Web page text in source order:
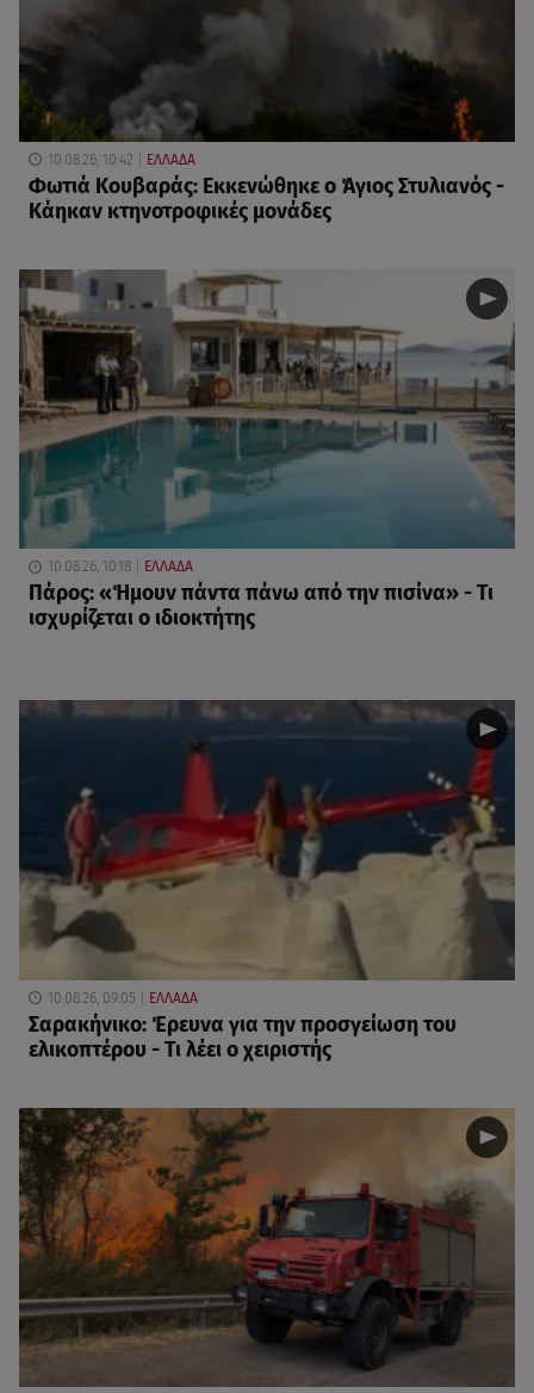
10.08.26, 10:42 ΕΛΛΑΔΑ
Φωτιά Κουβαράς: Εκκενώθηκε ο Άγιος Στυλιανός -
Κάηκαν κτηνοτροφικές μονάδες
10.08.26, 10:18 ΕΛΛΑΔΑ
Πάρος: «Ήμουν πάντα πάνω από την πισίνα» - Τι
ισχυρίζεται ο ιδιοκτήτης
10.08.26, 09:05 ΕΛΛΑΔΑ
Σαρακήνικο: Έρευνα για την προσγείωση του
ελικοπτέρου - Τι λέει ο χειριστής